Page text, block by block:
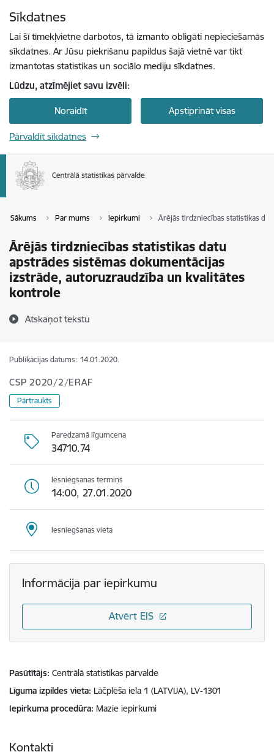
Sīkdatnes
Lai šī tīmekļvietne darbotos, tā izmanto obligāti nepieciešamās
sīkdatnes. Ar Jūsu piekrišanu papildus šajā vietnē var tikt
izmantotas statistikas un sociālo mediju sīkdatnes.
Lūdzu, atzīmējiet savu izvēli:
Noraidīt Apstiprināt visas
Pārvaldīt sīkdatnes
Sākums Par mums Iepirkumi Ārējās tirdzniecības statistikas
Ārējās tirdzniecības statistikas datu
apstrādes sistēmas dokumentācijas
izstrāde, autoruzraudzība un kvalitātes
kontrole
Atskaņot tekstu
Publikācijas datums: 14.01.2020.
CSP 2020/2/ERAF
Pārtraukts
Paredzamā līgumcena
34710.74
Iesniegšanas termiņš
14:00, 27.01.2020
Iesniegšanas vieta
Informācija par iepirkumu
Atvērt EIS
Pasūtītājs Centrālā statistikas pārvalde
Līguma izpildes vieta Lāčplēša iela 1 (LATVIJA), LV-1301
Iepirkuma procedūra Mazie iepirkumi
Kontakti